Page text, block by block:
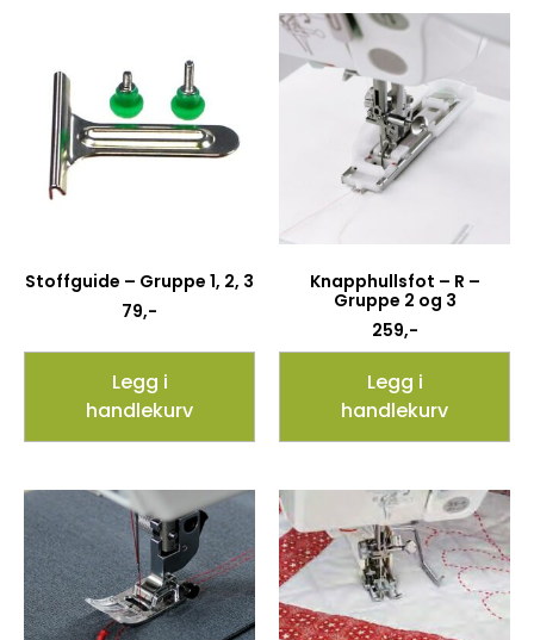
Stoffguide – Gruppe 1, 2, 3
79,-
Legg i
handlekurv
Knapphullsfot – R –
Gruppe 2 og 3
259,-
Legg i
handlekurv